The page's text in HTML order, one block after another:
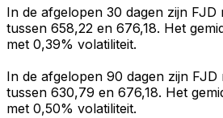
In de afgelopen 30 dagen zijn
tussen 658,22 en 676,18. Het
met 0,39% volatiliteit.
In de afgelopen 90 dagen zijn
tussen 630,79 en 676,18. Het
met 0,50% volatiliteit.